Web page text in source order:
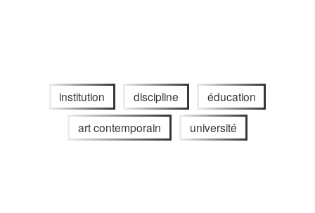
institution discipline éducation
art contemporain université